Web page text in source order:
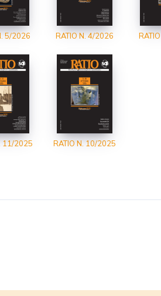
5/2026 RATIO N. 4/2026
11/2025 RATIO N. 10/2025